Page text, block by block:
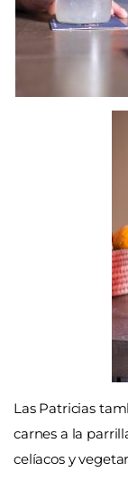
Las Patricias
carnes a la
celíacos y